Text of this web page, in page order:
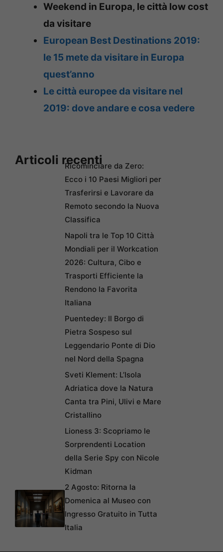
Weekend in Europa, le città low cost
da visitare
European Best Destinations 2019:
le 15 mete da visitare in Europa
quest’anno
Le città europee da visitare nel
2019: dove andare e cosa vedere
Articoli recentiRicominciare da Zero:
Ecco i 10 Paesi Migliori per
Trasferirsi e Lavorare da
Remoto secondo la Nuova
Classifica
Napoli tra le Top 10 Città
Mondiali per il Workcation
2026: Cultura, Cibo e
Trasporti Efficiente la
Rendono la Favorita
Italiana
Puentedey: Il Borgo di
Pietra Sospeso sul
Leggendario Ponte di Dio
nel Nord della Spagna
Sveti Klement: L’Isola
Adriatica dove la Natura
Canta tra Pini, Ulivi e Mare
Cristallino
Lioness 3: Scopriamo le
Sorprendenti Location
della Serie Spy con Nicole
Kidman
2 Agosto: Ritorna la
Domenica al Museo con
Ingresso Gratuito in Tutta
Italia